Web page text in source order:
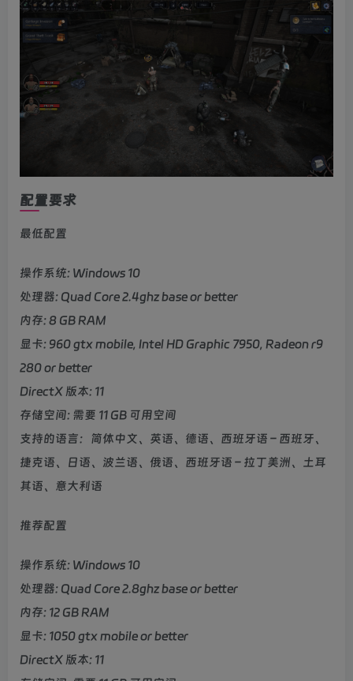
配置要求
最低配置
操作系统: Windows 10
处理器: Quad Core 2.4ghz base or better
内存: 8 GB RAM
显卡: 960 gtx mobile, Intel HD Graphic 7950, Radeon r9
280 or better
DirectX 版本: 11
存储空间: 需要 11 GB 可用空间
支持的语言：简体中文、英语、德语、西班牙语 – 西班牙、
捷克语、日语、波兰语、俄语、西班牙语 – 拉丁美洲、土耳
其语、意大利语
推荐配置
操作系统: Windows 10
处理器: Quad Core 2.8ghz base or better
内存: 12 GB RAM
显卡: 1050 gtx mobile or better
DirectX 版本: 11